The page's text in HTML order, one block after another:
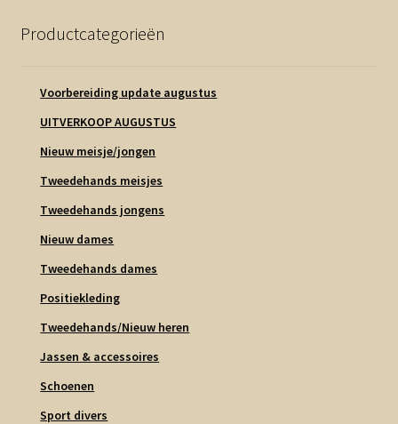
Productcategorieën
Voorbereiding update augustus
UITVERKOOP AUGUSTUS
Nieuw meisje/jongen
Tweedehands meisjes
Tweedehands jongens
Nieuw dames
Tweedehands dames
Positiekleding
Tweedehands/Nieuw heren
Jassen & accessoires
Schoenen
Sport divers